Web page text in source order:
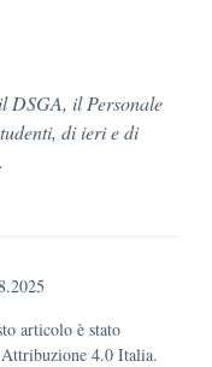
DSGA, il Personale
di ieri e di
articolo è stato
4.0 Italia.